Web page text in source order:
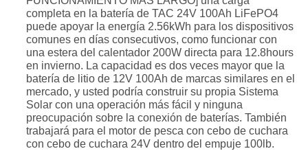
completa en la batería de TAC 24V 100Ah LiFePO4
puede apoyar la energía 2.56kWh para los dispositivos
comunes en días consecutivos, como funcionar con
una estera del calentador 200W directa para 12.8hours
en invierno. La capacidad es dos veces mayor que la
batería de litio de 12V 100Ah de marcas similares en el
mercado, y usted podría construir su propia Sistema
Solar con una operación más fácil y ninguna
preocupación sobre la conexión de baterías. También
trabajará para el motor de pesca con cebo de cuchara
con cebo de cuchara 24V dentro del empuje 100lb.